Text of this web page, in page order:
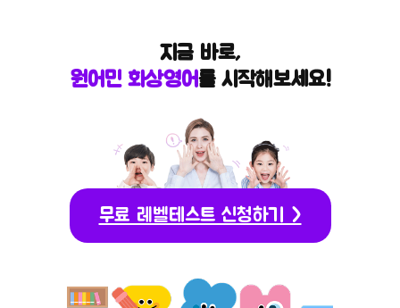
지금 바로,
원어민 화상영어를 시작해보세요!
무료 레벨테스트 신청하기 >